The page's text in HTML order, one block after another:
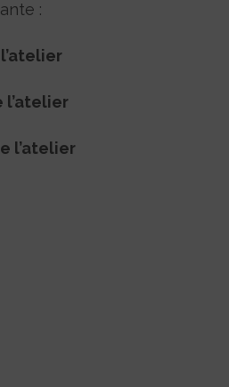
:
l’atelier
l’atelier